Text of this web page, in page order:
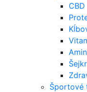
CBD
Športové